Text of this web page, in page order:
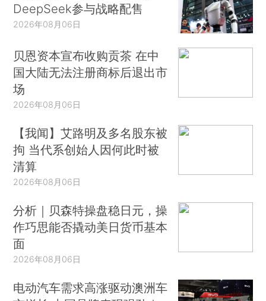
DeepSeek参与战略配售
2026年08月06日
贝恩资本宣布收购贡茶 在中
国大陆无法注册商标后退出市
场
2026年08月06日
【我闻】艾路明及多名股东被
拘 当代系创始人因何此时被
清算
2026年08月06日
分析｜贝森特操盘稳日元，操
作巧思能否撬动美日货币基本
面
2026年08月06日
电动汽车需求高涨驱动澳洲车